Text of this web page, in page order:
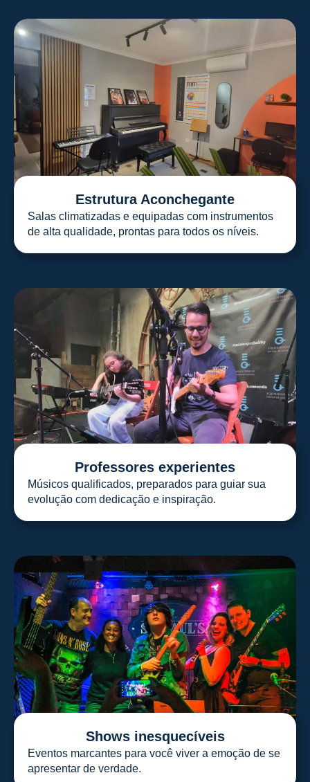
Estrutura Aconchegante
Salas climatizadas e equipadas com instrumentos
de alta qualidade, prontas para todos os níveis.
Professores experientes
Músicos qualificados, preparados para guiar sua
evolução com dedicação e inspiração.
Shows inesquecíveis
Eventos marcantes para você viver a emoção de se
apresentar de verdade.